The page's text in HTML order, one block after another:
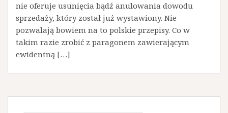
nie oferuje usunięcia bądź anulowania dowodu
sprzedaży, który został już wystawiony. Nie
pozwalają bowiem na to polskie przepisy. Co w
takim razie zrobić z paragonem zawierającym
ewidentną […]